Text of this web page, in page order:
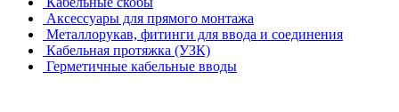
Аксессуары для прямого монтажа
Металлорукав, фитинги для ввода и соединения
Кабельная протяжка (УЗК)
Герметичные кабельные вводы